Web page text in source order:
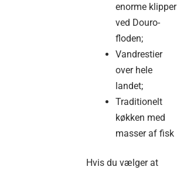
enorme klipper
ved Douro-
floden;
Vandrestier
over hele
landet;
Traditionelt
køkken med
masser af fisk
Hvis du vælger at